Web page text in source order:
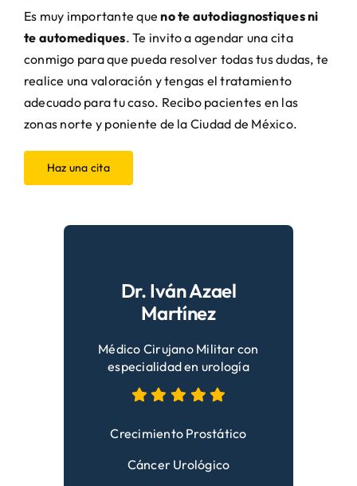
Es muy importante queno te autodiagnostiques ni
te automediques. Te invito a agendar una cita
conmigo para que pueda resolver todas tus dudas, te
realice una valoración y tengas el tratamiento
adecuado para tu caso. Recibo pacientes en las
zonas norte y poniente de la Ciudad de México.
Haz una cita
Dr. Iván Azael
Martínez
Médico Cirujano Militar con
especialidad en urología
Crecimiento Prostático
Cáncer Urológico